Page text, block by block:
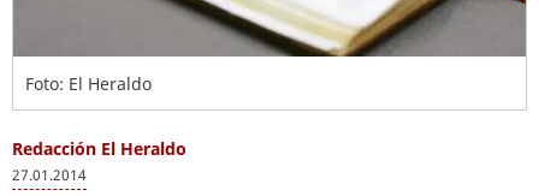
Foto: El Heraldo
Redacción El Heraldo
27.01.2014